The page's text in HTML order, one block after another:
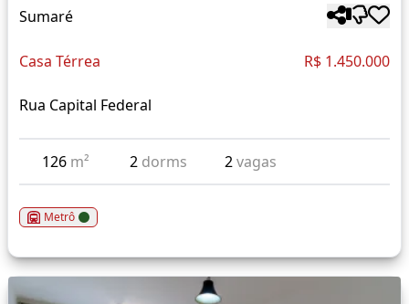
Sumaré
Casa Térrea R$ 1.450.000
Rua Capital Federal
126 m² 2 dorms 2vagas
Metrô